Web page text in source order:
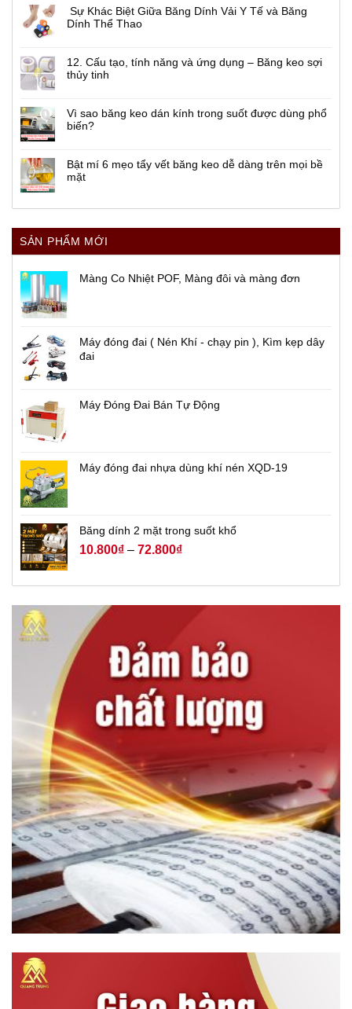
Sự Khác Biệt Giữa Băng Dính Vải Y Tế và Băng
Dính Thể Thao
12. Cấu tạo, tính năng và ứng dụng – Băng keo sợi
thủy tinh
Vì sao băng keo dán kính trong suốt được dùng phổ
biến?
Bật mí 6 mẹo tẩy vết băng keo dễ dàng trên mọi bề
mặt
SẢN PHẨM MỚI
Màng Co Nhiệt POF, Màng đôi và màng đơn
Máy đóng đai ( Nén Khí - chạy pin ), Kìm kẹp dây
đai
Máy Đóng Đai Bán Tự Động
Máy đóng đai nhựa dùng khí nén XQD-19
Băng dính 2 mặt trong suốt khổ
10.800₫ – 72.800₫